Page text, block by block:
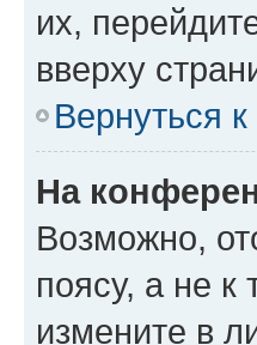
их,
вверху
Вернуться
На
Возможно,
поясу, а не к
измените в